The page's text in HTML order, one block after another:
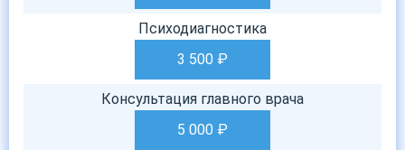
Психодиагностика
3 500 ₽
Консультация главного врача
5 000 ₽